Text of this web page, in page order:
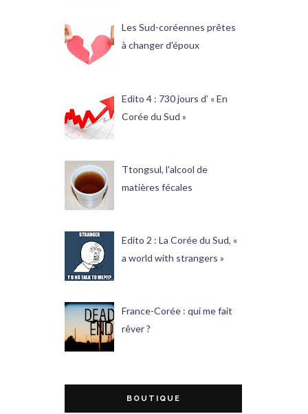
Les Sud-coréennes prêtes
à changer d'époux
Edito 4 : 730 jours d’ « En
Corée du Sud »
Ttongsul, l'alcool de
matières fécales
Edito 2 : La Corée du Sud, «
a world with strangers »
France-Corée : qui me fait
rêver ?
BOUTIQUE